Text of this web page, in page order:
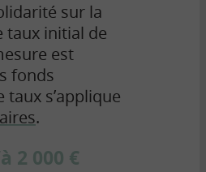
sur la
taux initial de
est
fonds
taux s’applique
.
2 000 €